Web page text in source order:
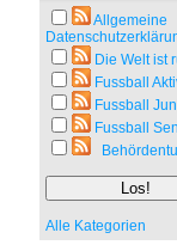
Allgemeine
Die Welt ist
Fussball
Fussball
Fussball
Alle Kategorien